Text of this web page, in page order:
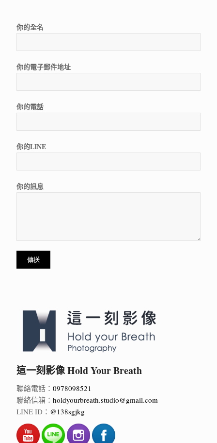
這一刻影像 Hold Your Breath
聯絡電話： 0978098521
聯絡信箱： holdyourbreath.studio@gmail.com
LINE ID： @138sgjkg
你的全名
你的電子郵件地址
你的電話
你的LINE
你的訊息